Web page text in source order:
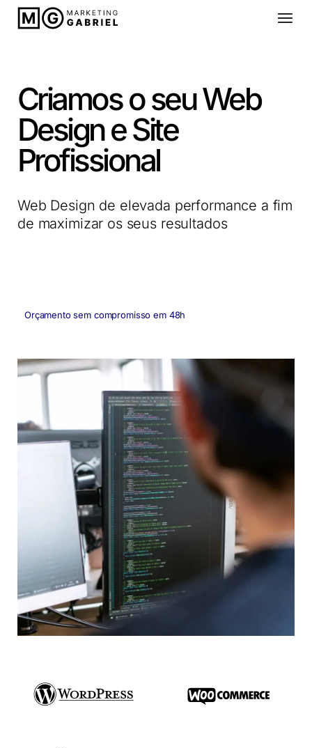
Criamos o seu Web
Design e Site
Profissional
Web Design de elevada performance a fim
de maximizar os seus resultados
Orçamento sem compromisso em 48h